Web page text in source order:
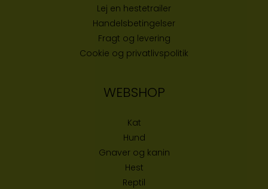
Lej en hestetrailer
Handelsbetingelser
Fragt og levering
Cookie og privatlivspolitik
WEBSHOP
Kat
Hund
Gnaver og kanin
Hest
Reptil